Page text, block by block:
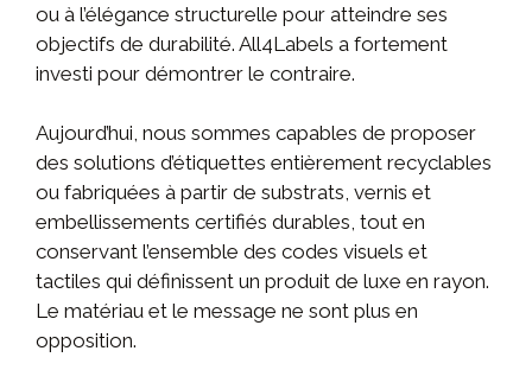
ou à l’élégance structurelle pour atteindre ses
objectifs de durabilité. All4Labels a fortement
investi pour démontrer le contraire.
Aujourd’hui, nous sommes capables de proposer
des solutions d’étiquettes entièrement recyclables
ou fabriquées à partir de substrats, vernis et
embellissements certifiés durables, tout en
conservant l’ensemble des codes visuels et
tactiles qui définissent un produit de luxe en rayon.
Le matériau et le message ne sont plus en
opposition.